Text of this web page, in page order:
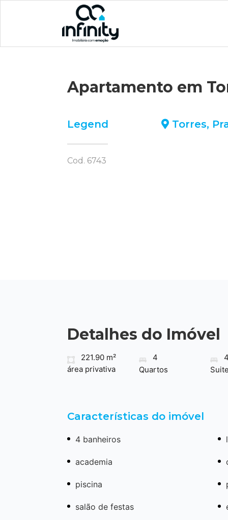
Apartamento em
Legend Torres,
Cod. 6743
Detalhes do Imóvel
221.90 m²
área privativa
4
Quartos
4
Características do imóvel
4 banheiros
academia
piscina
salão de festas